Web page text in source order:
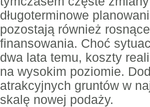
długoterminowe
pozostają również
finansowania. Choć
dwa lata temu, koszty
na wysokim poziomie.
atrakcyjnych gruntów w
skalę nowej podaży.